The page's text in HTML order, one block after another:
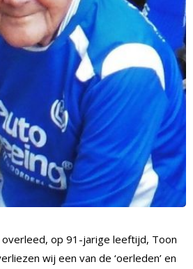
op 91-jarige leeftijd, Toon
wij een van de ‘oerleden’ en